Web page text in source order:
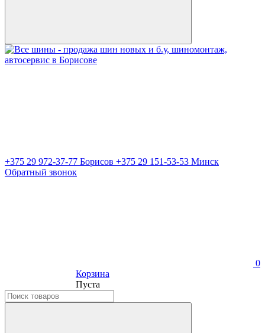
+375 29 972-37-77 Борисов +375 29 151-53-53 Минск
Обратный звонок
0
Корзина
Пуста